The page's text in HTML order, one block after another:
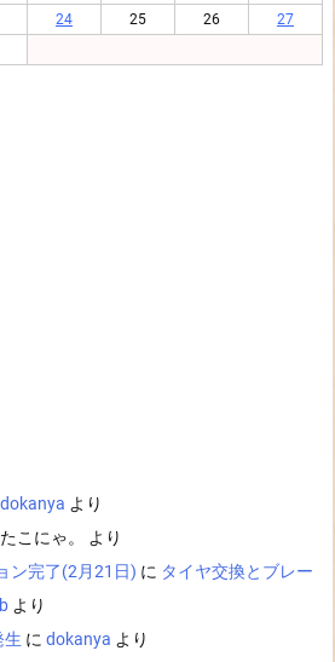
24 25 26
27
dokanya より
たこにゃ。
より
ン完了(2月21日) に タイヤ交換とブレー
より
生 に dokanya より